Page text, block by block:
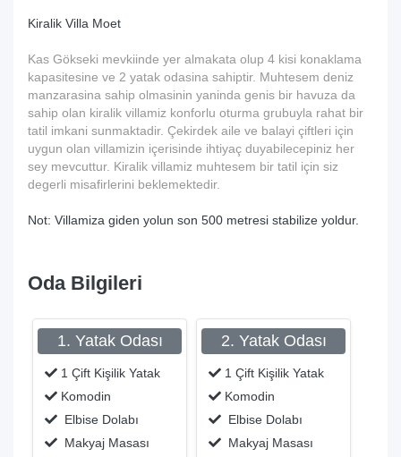
Kiralik Villa Moet
Kas Gökseki mevkiinde yer almakata olup 4 kisi konaklama
kapasitesine ve 2 yatak odasina sahiptir. Muhtesem deniz
manzarasina sahip olmasinin yaninda genis bir havuza da
sahip olan kiralik villamiz konforlu oturma grubuyla rahat bir
tatil imkani sunmaktadir. Çekirdek aile ve balayi çiftleri için
uygun olan villamizin içerisinde ihtiyaç duyabilecepiniz her
sey mevcuttur. Kiralik villamiz muhtesem bir tatil için siz
degerli misafirlerini beklemektedir.
Not: Villamiza giden yolun son 500 metresi stabilize yoldur.
Oda Bilgileri
1. Yatak Odası
1 Çift Kişilik Yatak
Komodin
Elbise Dolabı
Makyaj Masası
2. Yatak Odası
1 Çift Kişilik Yatak
Komodin
Elbise Dolabı
Makyaj Masası